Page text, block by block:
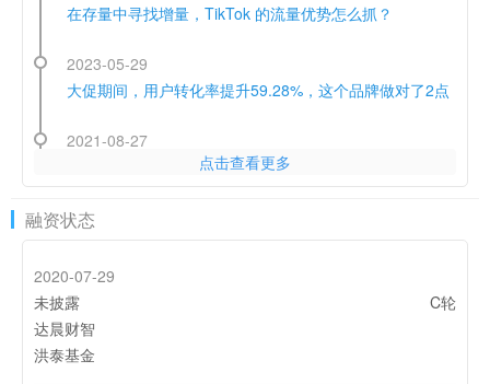
在存量中寻找增量，TikTok 的流量优势怎么抓？
2023-05-29
大促期间，用户转化率提升59.28%，这个品牌做对了2点
2021-08-27
金融投资类APP出海美国必看！这些风险要注意了
2021-08-23
对话飞书深诺：买量越来越难，优秀游戏出海厂商是如何
2021-02-20
品牌出海，风向变了
2020-10-23
点击查看更多
融资状态
2020-07-29
C轮
未披露
达晨财智
洪泰基金